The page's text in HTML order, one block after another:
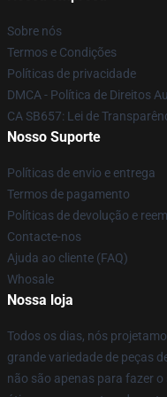
Sobre nós
Termos e Condições
Políticas de privacidade
DMCA - Política de Direitos
CA SB657: Lei de
Nosso Suporte
Políticas de envio e entrega
Termos de pagamento
Políticas de devolução e
Contacte-nos
Ajuda ao cliente (FAQ)
Whosale
Nossa loja
Todos os dias, nós
grande variedade de peças
não são apenas para fazer o